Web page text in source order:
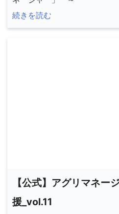
続きを読む
【公式】アグリマネー
援_vol.11